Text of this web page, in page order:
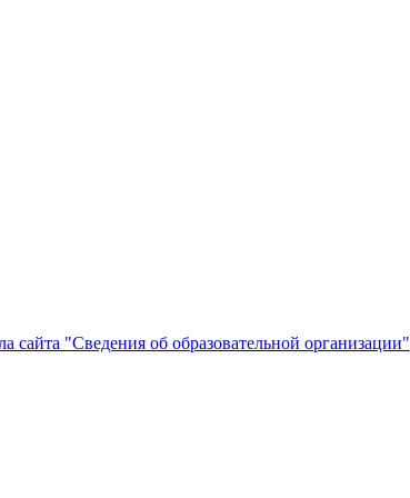
сайта "Сведения об образовательной организации"